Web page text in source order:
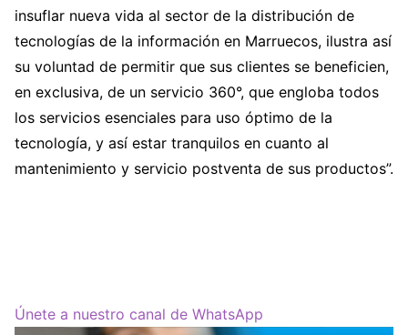
insuflar nueva vida al sector de la distribución de
tecnologías de la información en Marruecos, ilustra así
su voluntad de permitir que sus clientes se beneficien,
en exclusiva, de un servicio 360°, que engloba todos
los servicios esenciales para uso óptimo de la
tecnología, y así estar tranquilos en cuanto al
mantenimiento y servicio postventa de sus productos”.
Únete a nuestro canal de WhatsApp